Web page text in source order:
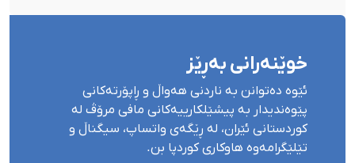
خوێنەرانی بەڕێز
ئێوە دەتوانن بە ناردنی هەواڵ و ڕاپۆرتەکانی
پێوەندیدار بە پیشێلکارییەکانی مافی مرۆڤ لە
کوردستانی ئێران، لە ڕێگەی واتساپ، سیگناڵ و
تێلێگرامەوە هاوکاری کوردپا بن.